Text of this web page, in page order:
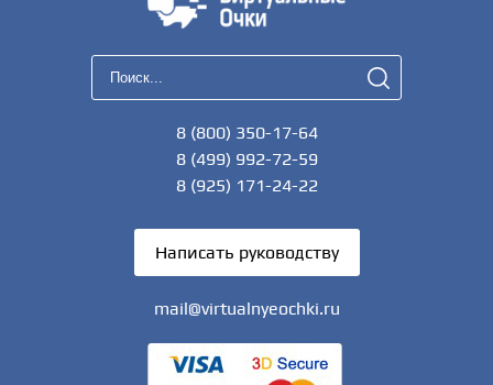
8 (800) 350-17-64
8 (499) 992-72-59
8 (925) 171-24-22
Написать руководству
mail@virtualnyeochki.ru